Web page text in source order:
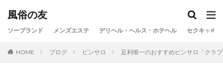
風俗の友
ソープランド メンズエステ デリヘル・ヘルス・ホテヘル セクキャバ
HOME ブログ ピンサロ 足利唯一のおすすめピンサロ「クラ